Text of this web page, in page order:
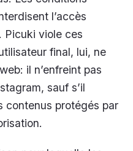
l’accès
Picuki viole ces
final, lui, ne
il n’enfreint pas
sauf s’il
contenus protégés par